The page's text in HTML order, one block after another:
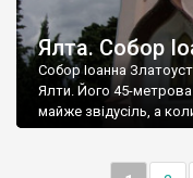
Ялта. Собор
Собор Іоанна
Ялти. Його 45-метрова
майже звідусіль, а